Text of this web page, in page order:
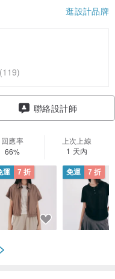
逛設計品牌
(119)
聯絡設計師
回應率
66%
上次上線
1 天內
運 7 折 免運 7 折